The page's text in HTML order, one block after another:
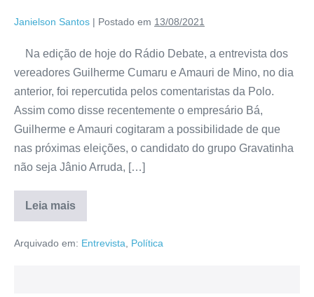
Janielson Santos | Postado em 13/08/2021
Na edição de hoje do Rádio Debate, a entrevista dos
vereadores Guilherme Cumaru e Amauri de Mino, no dia
anterior, foi repercutida pelos comentaristas da Polo.
Assim como disse recentemente o empresário Bá,
Guilherme e Amauri cogitaram a possibilidade de que
nas próximas eleições, o candidato do grupo Gravatinha
não seja Jânio Arruda, […]
Leia mais
Arquivado em: Entrevista Política